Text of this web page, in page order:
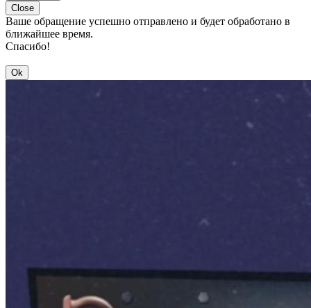
Close
Ваше обращение успешно отправлено и будет обработано в
ближайшее время.
Спасибо!
Ok